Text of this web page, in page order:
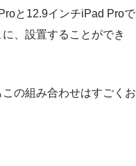
と12.9インチiPad Proで
、設置することができ
の組み合わせはすごくお